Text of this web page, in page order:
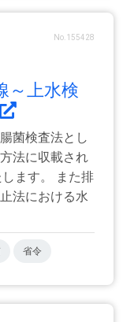
No.155428
～上水検
菌検査法とし
法に収載され
ます。 また排
法における水
省令